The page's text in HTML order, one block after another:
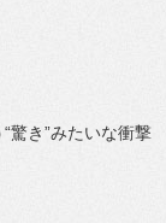
驚き”みたいな衝撃